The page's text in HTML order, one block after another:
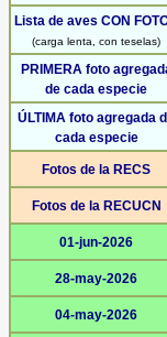
Lista de aves CON
(carga lenta, con teselas)
PRIMERA foto
de cada especie
ÚLTIMA foto agregada
cada especie
Fotos de la RECS
Fotos de la RECUCN
01-jun-2026
28-may-2026
04-may-2026